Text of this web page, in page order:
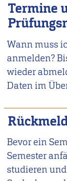
Termine
Wann muss
anmelden?
wieder
Daten im
Bevor ein
Semester
studieren